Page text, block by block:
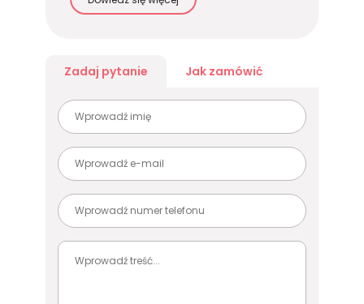
Zadaj pytanie Jak zamówić